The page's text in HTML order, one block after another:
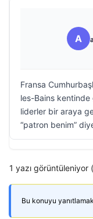
A
Fransa
les-Bains kentinde
liderler bir araya
“patron benim”
1 yazı görüntüleniyor
Bu konuyu